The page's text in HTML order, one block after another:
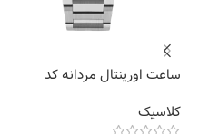
ساعت اورینتال مردانه کد
کلاسیک